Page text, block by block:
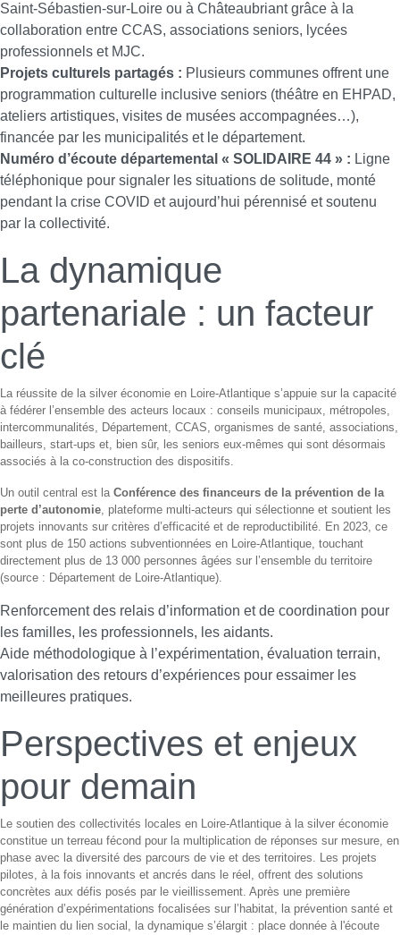
Saint-Sébastien-sur-Loire ou à Châteaubriant grâce à la
collaboration entre CCAS, associations seniors, lycées
professionnels et MJC.
Projets culturels partagés : Plusieurs communes offrent une
programmation culturelle inclusive seniors (théâtre en EHPAD,
ateliers artistiques, visites de musées accompagnées…),
financée par les municipalités et le département.
Numéro d’écoute départemental « SOLIDAIRE 44 » : Ligne
téléphonique pour signaler les situations de solitude, monté
pendant la crise COVID et aujourd’hui pérennisé et soutenu
par la collectivité.
La dynamique
partenariale : un facteur
clé
La réussite de la silver économie en Loire-Atlantique s’appuie sur la capacité
à fédérer l’ensemble des acteurs locaux : conseils municipaux, métropoles,
intercommunalités, Département, CCAS, organismes de santé, associations,
bailleurs, start-ups et, bien sûr, les seniors eux-mêmes qui sont désormais
associés à la co-construction des dispositifs.
Un outil central est la Conférence des financeurs de la prévention de la
perte d’autonomie, plateforme multi-acteurs qui sélectionne et soutient les
projets innovants sur critères d’efficacité et de reproductibilité. En 2023, ce
sont plus de 150 actions subventionnées en Loire-Atlantique, touchant
directement plus de 13 000 personnes âgées sur l’ensemble du territoire
(source : Département de Loire-Atlantique).
Renforcement des relais d’information et de coordination pour
les familles, les professionnels, les aidants.
Aide méthodologique à l’expérimentation, évaluation terrain,
valorisation des retours d’expériences pour essaimer les
meilleures pratiques.
Perspectives et enjeux
pour demain
Le soutien des collectivités locales en Loire-Atlantique à la silver économie
constitue un terreau fécond pour la multiplication de réponses sur mesure, en
phase avec la diversité des parcours de vie et des territoires. Les projets
pilotes, à la fois innovants et ancrés dans le réel, offrent des solutions
concrètes aux défis posés par le vieillissement. Après une première
génération d’expérimentations focalisées sur l’habitat, la prévention santé et
le maintien du lien social, la dynamique s’élargit : place donnée à l'écoute